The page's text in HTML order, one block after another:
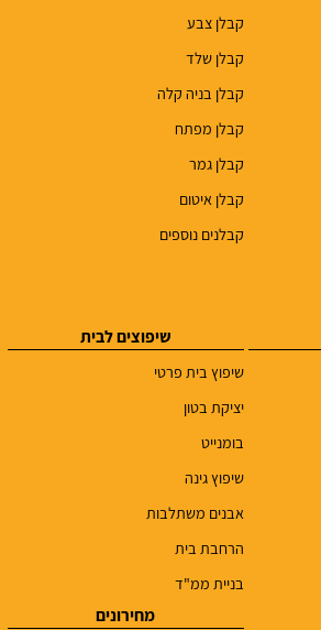
קבלן צבע
קבלן שלד
קבלן בניה קלה
קבלן מפתח
קבלן גמר
קבלן איטום
קבלנים נוספים
שיפוצים לבית
שיפוץ בית פרטי
יציקת בטון
בומנייט
שיפוץ גינה
אבנים משתלבות
הרחבת בית
בניית ממ"ד
מחירונים